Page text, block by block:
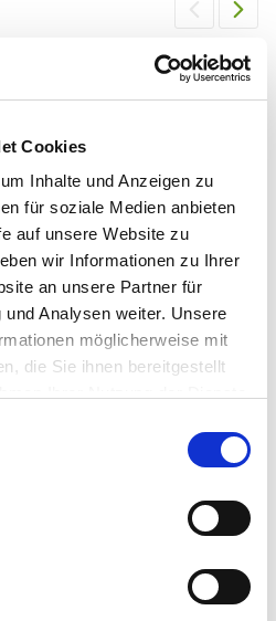
Cookies
Inhalte und Anzeigen zu
für soziale Medien anbieten
auf unsere Website zu
wir Informationen zu Ihrer
an unsere Partner für
Analysen weiter. Unsere
möglicherweise mit
die Sie ihnen bereitgestellt
"OK"-Button:
und Pflanzgranulat - 10 l
11,99 €